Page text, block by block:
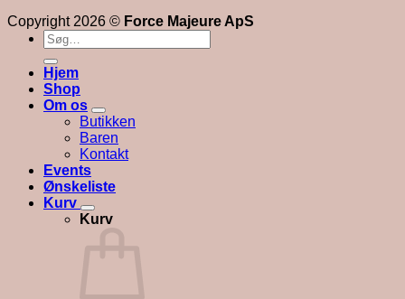
Copyright 2026 © Force Majeure ApS
Søg
efter:
Hjem
Shop
Om os
Butikken
Baren
Kontakt
Events
Ønskeliste
Kurv
Kurv